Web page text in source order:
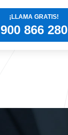
¡LLAMA GRATIS!
900 866 280